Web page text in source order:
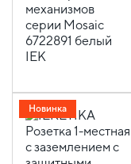
Новинка